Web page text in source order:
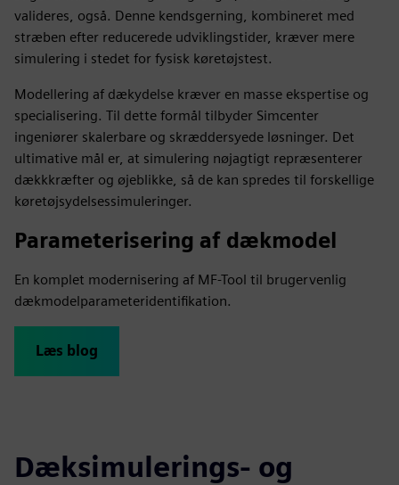
valideres, også. Denne kendsgerning, kombineret med
stræben efter reducerede udviklingstider, kræver mere
simulering i stedet for fysisk køretøjstest.
Modellering af dækydelse kræver en masse ekspertise og
specialisering. Til dette formål tilbyder Simcenter
ingeniører skalerbare og skræddersyede løsninger. Det
ultimative mål er, at simulering nøjagtigt repræsenterer
dækkkræfter og øjeblikke, så de kan spredes til forskellige
køretøjsydelsessimuleringer.
Parameterisering af dækmodel
En komplet modernisering af MF-Tool til brugervenlig
dækmodelparameteridentifikation.
Læs blog
Dæksimulerings- og